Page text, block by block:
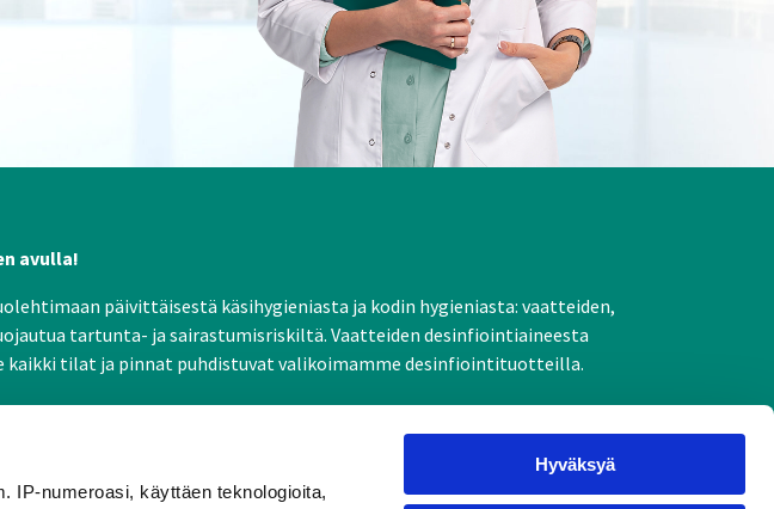
IP-numeroasi, käyttäen teknologioita,
Hyväksyä
avulla!
päivittäisestä käsihygieniasta ja kodin hygieniasta: vaatteiden,
tartunta- ja sairastumisriskiltä. Vaatteiden desinfiointiaineesta
kaikki tilat ja pinnat puhdistuvat valikoimamme desinfiointituotteilla.